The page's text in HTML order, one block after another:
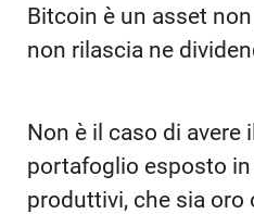
Bitcoin è un asset
non rilascia ne
Non è il caso di avere
portafoglio esposto in
produttivi, che sia oro